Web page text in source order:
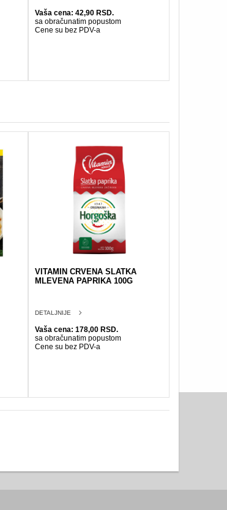
Vaša cena: 42,90 RSD.
sa obračunatim popustom
Cene su bez PDV-a
VITAMIN CRVENA SLATKA
MLEVENA PAPRIKA 100G
DETALJNIJE
Vaša cena: 178,00 RSD.
sa obračunatim popustom
Cene su bez PDV-a